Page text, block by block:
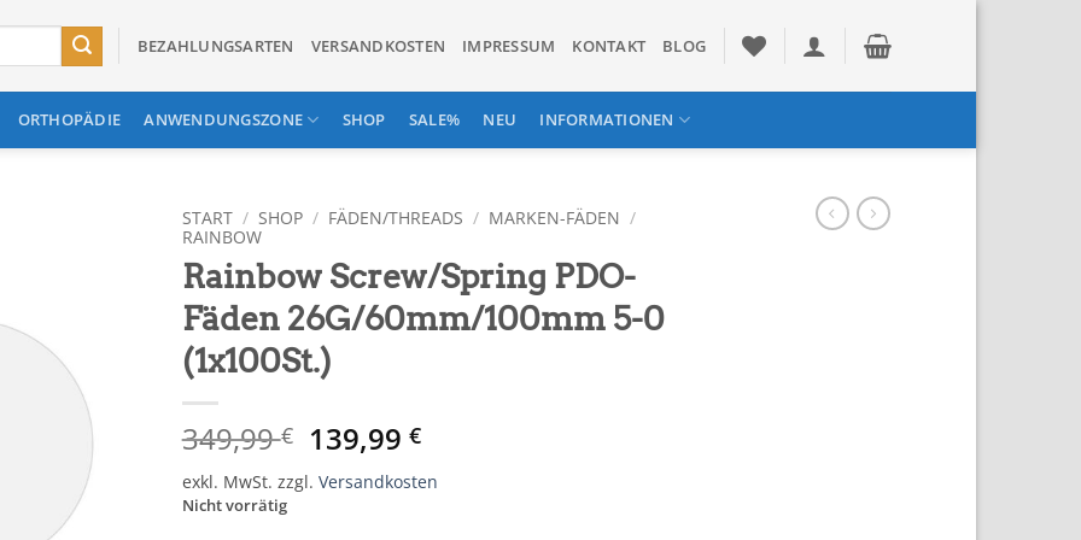
BEZAHLUNGSARTEN VERSANDKOSTEN IMPRESSUM KONTAKT BLOG
ORTHOPÄDIE ANWENDUNGSZONE SHOP SALE% NEU INFORMATIONEN
START / SHOP / FÄDEN/THREADS / MARKEN-FÄDEN /
RAINBOW
Rainbow Screw/Spring PDO-
Fäden 26G/60mm/100mm 5-0
(1x100St.)
349,99€ Ursprünglicher
Preis
war:
139,99 €Aktueller
ist:
exkl. MwSt. zzgl. Versandkosten
Nicht vorrätig